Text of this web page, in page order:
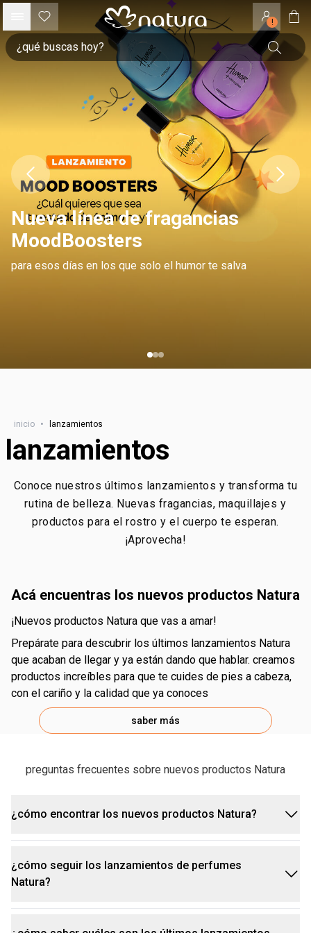
!
Nueva línea de fragancias
MoodBoosters
para esos días en los que solo el humor te salva
inicio • lanzamientos
lanzamientos
Conoce nuestros últimos lanzamientos y transforma tu
rutina de belleza. Nuevas fragancias, maquillajes y
productos para el rostro y el cuerpo te esperan.
¡Aprovecha!
acá encuentras los nuevos productos Natura
¡nuevos productos Natura que vas a amar!
prepárate para descubrir los últimos lanzamientos Natura
que acaban de llegar y ya están dando que hablar. creamos
productos increíbles para que te cuides de pies a cabeza,
con el cariño y la calidad que ya conoces
saber más
preguntas frecuentes sobre nuevos productos Natura
¿cómo encontrar los nuevos productos Natura?
¡es súper fácil estar al tanto de los lanzamientos
más recientes de Natura! solo tienes que visitar
nuestro sitio web y seleccionar la página
¿cómo seguir los lanzamientos de perfumes
Natura?